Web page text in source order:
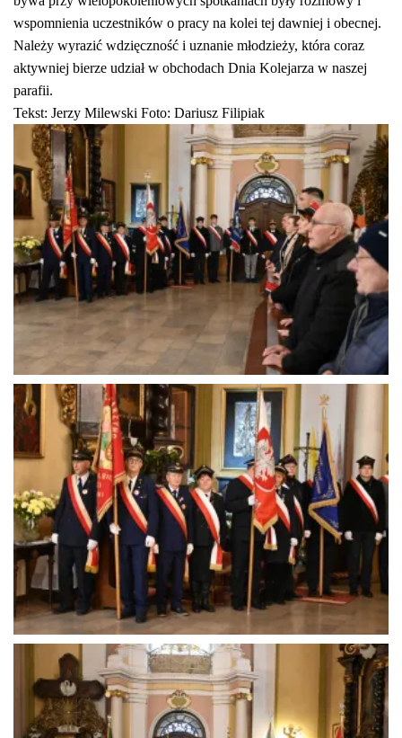
wspomnienia uczestników o pracy na kolei tej dawniej i obecnej.
Należy wyrazić wdzięczność i uznanie młodzieży, która coraz
aktywniej bierze udział w obchodach Dnia Kolejarza w naszej
parafii.
Tekst: Jerzy Milewski Foto: Dariusz Filipiak